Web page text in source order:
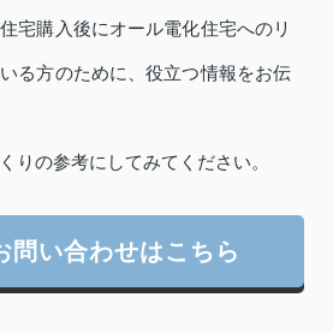
宅購入後にオール電化住宅へのリ
る方のために、役立つ情報をお伝
りの参考にしてみてください。
問い合わせはこちら